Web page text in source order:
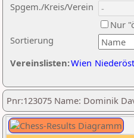
Sortierung
Spgem./Kreis/Verein
Nur
Vereinslisten:Wien
Pnr:123075 Name: Dominik